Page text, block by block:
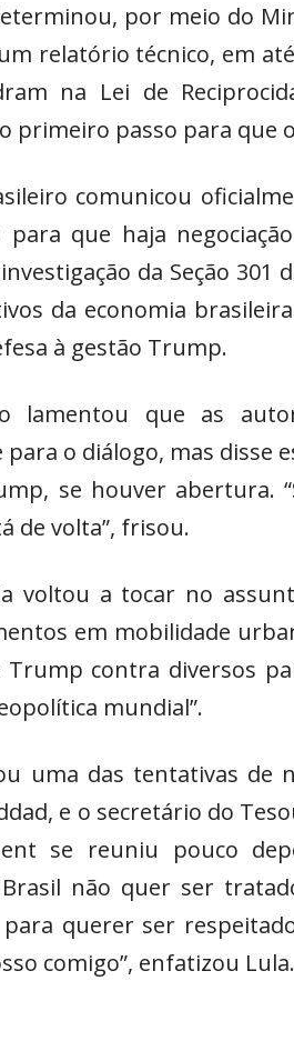
por meio do
relatório técnico, em
na Lei de
primeiro passo para que
comunicou
que haja
da Seção 301
da economia
à gestão Trump.
lamentou que as
o diálogo, mas disse
se houver abertura.
de volta”, frisou.
voltou a tocar no
em mobilidade
contra diversos
mundial”.
uma das tentativas de
e o secretário do
se reuniu pouco
Brasil não quer ser
querer ser
comigo”, enfatizou Lula.